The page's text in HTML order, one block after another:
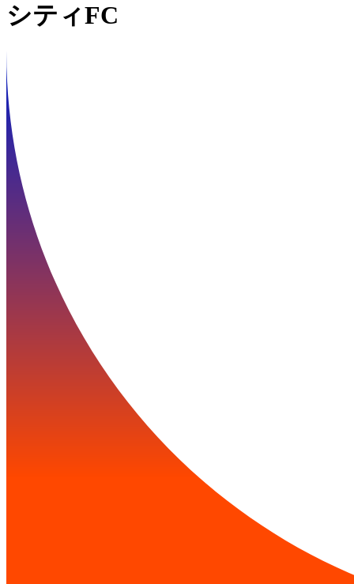
シティFC